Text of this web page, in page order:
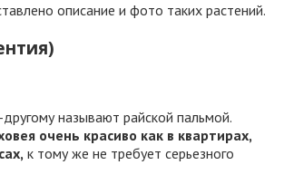
описание и фото таких растений.
называют райской пальмой.
очень красиво как в квартирах,
к тому же не требует серьезного